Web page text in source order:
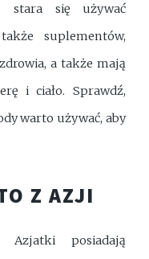
się używać
suplementów,
a także mają
i ciało. Sprawdź,
warto używać, aby
Z AZJI
posiadają